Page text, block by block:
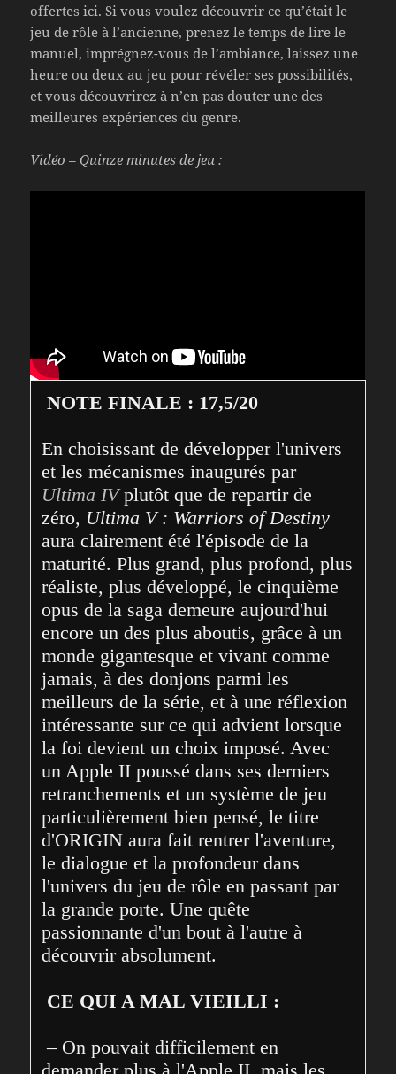
offertes ici. Si vous voulez découvrir ce qu’était le
jeu de rôle à l’ancienne, prenez le temps de lire le
manuel, imprégnez-vous de l’ambiance, laissez une
heure ou deux au jeu pour révéler ses possibilités,
et vous découvrirez à n’en pas douter une des
meilleures expériences du genre.
Vidéo – Quinze minutes de jeu :
NOTE FINALE : 17,5/20
En choisissant de développer l'univers
et les mécanismes inaugurés par
Ultima IV plutôt que de repartir de
zéro, Ultima V : Warriors of Destiny
aura clairement été l'épisode de la
maturité. Plus grand, plus profond, plus
réaliste, plus développé, le cinquième
opus de la saga demeure aujourd'hui
encore un des plus aboutis, grâce à un
monde gigantesque et vivant comme
jamais, à des donjons parmi les
meilleurs de la série, et à une réflexion
intéressante sur ce qui advient lorsque
la foi devient un choix imposé. Avec
un Apple II poussé dans ses derniers
retranchements et un système de jeu
particulièrement bien pensé, le titre
d'ORIGIN aura fait rentrer l'aventure,
le dialogue et la profondeur dans
l'univers du jeu de rôle en passant par
la grande porte. Une quête
passionnante d'un bout à l'autre à
découvrir absolument.
CE QUI A MAL VIEILLI :
– On pouvait difficilement en